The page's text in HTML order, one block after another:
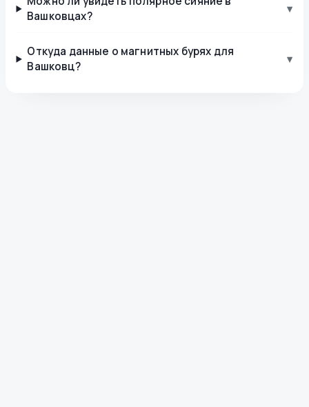
Вашковцах?
▾
Откуда данные о магнитных бурях для
Вашковц?
▾